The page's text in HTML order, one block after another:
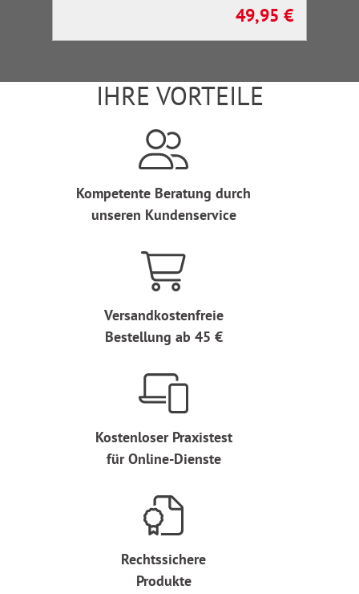
Regulärer Preis:
49,95 €
IHRE VORTEILE
Kompetente Beratung durch
unseren Kundenservice
Versandkostenfreie
Bestellung ab 45 €
Kostenloser Praxistest
für Online-Dienste
Rechtssichere
Produkte